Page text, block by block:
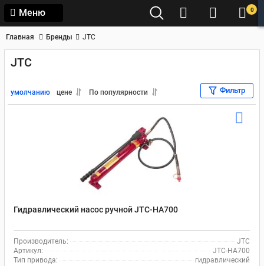
Меню 0
Главная Бренды JTC
JTC
умолчанию цене По популярности Фильтр
Гидравлический насос ручной JTC-HA700
Производитель:
JTC
Артикул:
JTC-HA700
Тип привода:
гидравлический